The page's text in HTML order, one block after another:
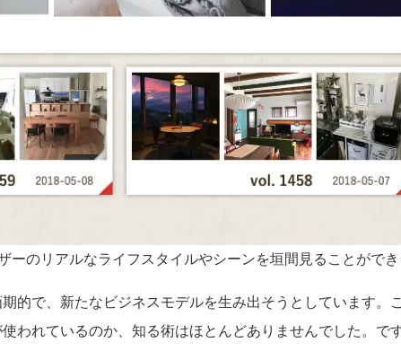
ーのリアルなライフスタイルやシーンを垣間見ることができ
的で、新たなビジネスモデルを生み出そうとしています
われているのか、知る術はほとんどありませんでした。